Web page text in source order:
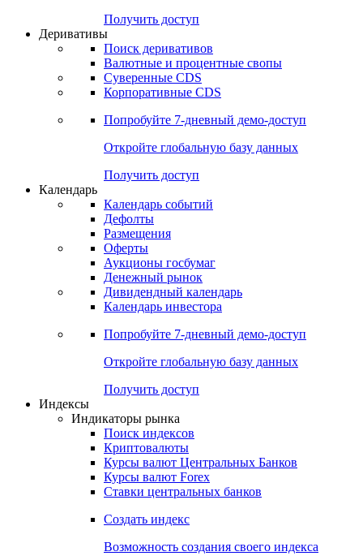
Попробуйте7-дневный
Откройте глобальную базу данных
Получить доступ
Деривативы
Валютные и процентные свопы
Корпоративные CDS
Попробуйте7-дневный
Откройте глобальную базу данных
Получить доступ
Календарь
Календарь событий
Дефолты
Размещения
Оферты
Денежный рынок
Календарь инвестора
Попробуйте7-дневный
Откройте глобальную базу данных
Получить доступ
Индикаторы рынка
Поиск индексов
Курсы валют Центральных Банков
Ставки центральных банков